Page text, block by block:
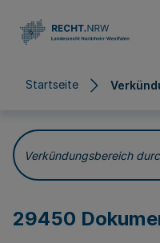
Startseite
Verkündungsbereich
29450